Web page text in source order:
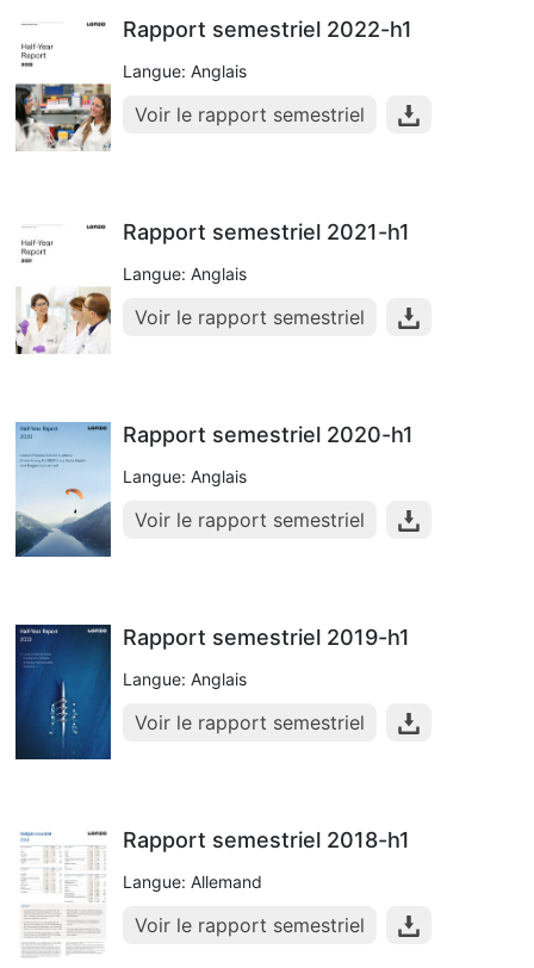
Rapport semestriel 2022-h1
Langue: Anglais
Voir le rapport semestriel
Rapport semestriel 2021-h1
Langue: Anglais
Voir le rapport semestriel
Rapport semestriel 2020-h1
Langue: Anglais
Voir le rapport semestriel
Rapport semestriel 2019-h1
Langue: Anglais
Voir le rapport semestriel
Rapport semestriel 2018-h1
Langue: Allemand
Voir le rapport semestriel